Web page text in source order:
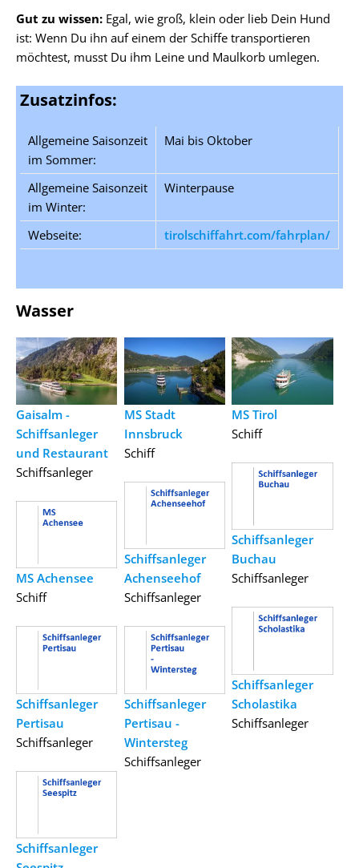
Gut zu wissen: Egal, wie groß, klein oder lieb Dein Hund
ist: Wenn Du ihn auf einem der Schiffe transportieren
möchtest, musst Du ihm Leine und Maulkorb umlegen.
Zusatzinfos:
Allgemeine Saisonzeit
im Sommer:
Mai bis Oktober
Allgemeine Saisonzeit
im Winter:
Winterpause
Webseite: tirolschiffahrt.com/fahrplan/
Wasser
Gaisalm -
Schiffsanleger
und Restaurant
Schiffsanleger
MS Achensee
Schiff
Schiffsanleger
Pertisau
Schiffsanleger
Schiffsanleger
MS Stadt
Innsbruck
Schiff
Schiffsanleger
Achenseehof
Schiffsanleger
Schiffsanleger
Pertisau -
Wintersteg
Schiffsanleger
MS Tirol
Schiff
Schiffsanleger
Buchau
Schiffsanleger
Schiffsanleger
Scholastika
Schiffsanleger